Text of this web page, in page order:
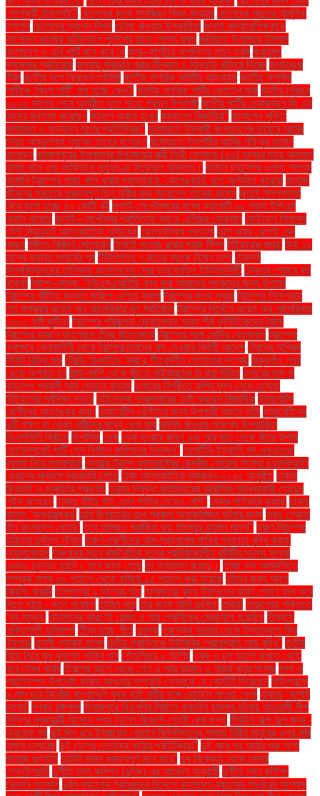
পোশাকটি মানানসই? ছেলেদের জন্য সানস্ক্রিন ক্রিম ব্যবহার ছেলেদের পছন্দের আধুনিক
ফ্যাশন ছেলেদের ফ্যাশন টিপস ছোলা খাওয়ার উপকারিতা জনতা মাদ্রাসাশিক্ষককে
অশোভন কাজের অভিযোগে পুলিশের হাতে সোপর্দ করল জমিয়তে উলামায়ে ইসলাম
বাংলাদেশ ও এবি পার্টি মনে করে যে জম্মু–কাশ্মীরে অশান্তির নতুন তরঙ্গ জরায়ুমুখ
ক্যানসার প্রতিরোধ জলবায়ু পরিবর্তন খরার তীব্রতা ও বিস্তৃতি বাড়িয়ে দিচ্ছে জলাতঙ্ক
টিকা জাতীয় দলে ফিরছেন তামিম! জাতীয় নাগরিক কমিটির আহ্বায়ক জাতীয় নাগরিক
পার্টিকে ‘কিংস পার্টি’ বলা হচ্ছে কেন? জাতীয় নাগরিক পার্টির নেতৃত্বে যারা জাতীয় নির্বাচন
২০২৫ সালের শেষে অনুষ্ঠিত হতে পারে: প্রধান উপদেষ্টা জাতীয় পার্টির চেয়ারম্যান জি এম
কাদের মন্তব্য করেছেন জানলে অবাক হবেন জানালেন বিজ্ঞানীরা" জানালেন সুনিতা
জামায়াত ও অন্যান্য দলের প্রতিক্রিয়া'' জামায়াতে ইসলামী বাংলাদেশের নায়েবে আমির
সৈয়দ আবদুল্লাহ মুহাম্মদ তাহের বলেছেন জামায়াতে ইসলামীর আমির শফিকুর রহমান
বলেছেন জামালপুরের ইসলামপুর উপজেলায় স্ত্রী তিথী বেগমকে (২৩) হত্যার দায়ে আহসান
হাবিব নামে এক ব্যক্তিকে মৃত্যুদণ্ড দিয়েছেন আদালত। জার্মান চ্যান্সেলর ওলাফ শলৎজ
জার্মানি ট্রাম্পের গাজা খালি করার প্রস্তাবকে 'কেলেঙ্কারি' বলে অভিহিত করেছে জাহাজ
জীবনের সবচেয়ে গুরুত্বপূর্ণ তিন নারীর কথা জানালেন তারেক রহমান জুলাই বিপ্লবগাথা
নিয়ে ছাপা হচ্ছে ৪০ কোটি বই জুলাই-সেপ্টেম্বরের মধ্যে ব্যাংকটি ৬৬ পয়সা ইপিএস
অর্জন করেছে জুলাই–সেপ্টেম্বর প্রান্তিকে ব্যাংক এশিয়ার লোকসান জেইডেন সিলসের
টেস্ট ক্রিকেটে আন্তর্জাতিক অভিষেক জেলেনস্কির প্রশংসা ঝাল খাবার খেলেই মেদ
কমবে টঙ্গীতে বিজিবি মোতায়েন টমেটো সতেজ রাখার সহজ টিপস টাইফয়েড জ্বর: টানা ১৫
মাসের ভয়াবহ সংঘর্ষের পর টিউলিপসহ ৭ জনের ব্যাংক হিসাব তলব টেকসই
বিশ্ববিদ্যালয়ের তালিকায় বাংলাদেশের সেরা ড্যাফোডিল ইউনিভার্সিটি টেসলার শেয়ারে বড়
ধাক্কা ট্রাম্প–মাস্ক: ‘ইউএসএআইডি বন্ধ করা আমাদের শত্রুদের জন্য উপহার
ট্রাম্পের ঘাঁটিতে জনমত জরিপে এগিয়ে কমলা ট্রাম্পের জন্য সুখবর ট্রাম্পের নির্দেশনায়
গত শুক্রবার ভয়েস অব আমেরিকার মূল প্রতিষ্ঠান ট্রাম্পের নির্দেশে ভয়েস অব আমেরিকার
১৩০০ কর্মী ছুটিতে ট্রাম্পের পরিকল্পনা মোকাবেলায় আরব শীর্ষ কূটনীতিকদের বৈঠক
ট্রাম্পের ভাষণে কংগ্রেসে তীব্র উত্তেজনা ট্রাম্পের সঙ্গে মোদির ফোনালাপ ট্রাম্পের
স্বাক্ষরে সেনাবাহিনী থেকে ট্রান্সজেন্ডারদের বাদ দেওয়ার নির্বাহী আদেশ ট্রেনের অগ্রিম
টিকিট বিক্রি শুরু ট্রেন্ডি ডিজাইনে 'সারা'র শীতকালীন পোশাকের সংগ্রহ ঠাকুরগাঁও শহর
থেকে অপহৃত হন ঠান্ডা-কাশি থেকে বাঁচতে বাইকারদের যা করা উচিত ডলারের দাম না
বাড়লেও প্রবাসী আয় যেভাবে বাড়ছে ডলারের বিপরীতে রুপির মূল্য নেমে এসেছে
ইতিহাসের সর্বনিম্ন স্তরে ডাইনোসর পুনরুদ্ধারের চেষ্টা করছেন বিজ্ঞানীরা ডায়াবেটিস
রোগীদের আতঙ্কের কারণ ডায়াবেটিস রোগীদের জন্য উপকারী সজনে ডাঁটা ডায়াবেটিসের
৪টি লক্ষণ যা কেবল নারীদের মধ্যে দেখা যায় ডালিম খাওয়ার অসংখ্য উপকারিতা
ডিএসসিসি নির্বাচন ডিপসিক ডেঙ্গু ডেঙ্গু হওয়ার কারণ এবং তার হাত থেকে বাঁচার উপায়
ডেভেলপমেন্ট পার্টি পেল নির্বাচন কমিশনের নিবন্ধন" ডেসটিনি-ইভ্যালি সহ এমএলএম
ব্যবসা নিয়ে সতর্কবার্তা ডোনাল্ড ট্রাম্প যুক্তরাষ্ট্রের কেন্দ্রীয় গোয়েন্দা সংস্থা (এফবিআই)
ড্রোনের মাধ্যমে নজরদারি চলছে ঢাকা আন্তর্জাতিক ম্যারাথন-২০২৫ অনুষ্ঠিত ঢাকায়
ছিনতাই ও ডাকাতির প্রবণতা ঢাকায় নিযুক্ত জাতিসংঘের আবাসিক সমন্বয়কারী গোয়েন
লুইস বলেছেন ঢাকায় হাঁটার গতি এখন গাড়ির চেয়েও বেশি'' ঢাকার পাইকারি বাজার' ঢাকার
বাতাস ‘অস্বাস্থ্যকর’ ঢাবি উপাচার্যের দুঃখ প্রকাশ অনাকাঙ্ক্ষিত ঘটনার জন্য তবুও শ্রোতা
হীন বাংলাদেশ বেতার” তবে আমরাও পরাজিত হব: মাহমুদুর রহমান মান্না" তরুণ ট্রাম্পের
চরিত্রে দুর্দান্ত স্ট্যান তরুণ-তরুণীদের অঙ্গ-প্রত্যঙ্গের ক্ষতির প্রবণতা বৃদ্ধি করছে
অ্যালকোহল তরুণদের নতুন রাজনৈতিক দলের প্রতিষ্ঠাকালীন কমিটির সদস্য সংখ্যা
এখনও চূড়ান্ত হয়নি। তবে জানা গেছে তা অব্যাহত রয়েছে। তাজা ফল আমদানিতে
সম্পূরক শুল্ক ৩০ শতাংশ থেকে কমিয়ে ২৫ শতাংশ করা হয়েছে তাঁদের জন্য আগে
স্ক্রিনিং জরুরি তাপমাত্রা ৯ ডিগ্রির ঘরে তাপমাত্রা বৃদ্ধি উদ্ভিদের কার্বন শোষণ বন্ধ করে
দিতে পারে - নতুন গবেষণা তামিল নাড়ু তার জন্য আমি দুঃখিত' তারকা তারুণ্যের শক্তিতে
‘সব সম্ভব’ তাহসানের কারণেই রোজা ও তার প্রেমিকের ব্রেকআপ হয়েছিল তিব্বতে
শক্তিশালী ভূমিকম্প তীব্র হচ্ছে শীত তুরস্ক তুরস্কের সরকার থেকে ইস্তানবুলে ফ্রি
ইফতার তুলসী গ্যাবার্ড বলেন তৃতীয় প্রান্তিকে ইউসিবির শেয়ারপ্রতি আয় বৃদ্ধি" তৃতীয়
বিয়ে নিয়ে মুখ খুললেন শাকিব খান তেঁতুলিয়ায় ৮ ডিগ্রি ত্বক ও চুল ভালো রাখতে খেতে
হবে যেসব খাবার ত্রিশের আগে ভেঙে গেল এ আর রহমান ও সায়রা বানুর সংসার ৎস্য ও
প্রাণিসম্পদ উপদেষ্টা ফরিদা আখতার সম্প্রতি ফেসবুকে যে পোস্টটি দিয়েছেন থাইল্যান্ডে
৬ মাস ধরে নিখোঁজ বাংলাদেশি যুবক থাই নারীর সঙ্গে হোটেলে পাওয়া গেল! থাকছে ‘জুলাই
চত্বর’ দশরথ রঙ্গশালা দিনাজপুরে বিএনপির মিছিলে ককটেল হামলার ঘটনায় আওয়ামী লীগ
দিল্লির মুখ্যমন্ত্রী হিসেবে শপথ নিলেন বিজেপি নেত্রী রেখা গুপ্ত দীর্ঘদিন অল্প অল্প জ্বর -
অবহেলা নয় দুই দিন ধরে ইসরায়েল যেভাবে ফিলিস্তিনের গাজার নিরীহ মানুষের ওপর বর্বর
হামলা চালাচ্ছে দুই দেশের নেতাদের কঠোর প্রতিক্রিয়া" দুই বছর পর আবার শুরু হলো
জাহাজ রপ্তানি দুটোই সমান গুরুত্বপূর্ণ মনে করে" দুধ বিক্রেতা থেকে সেনার
লেফটেন্যান্ট! দুর্নীতি দমন কমিশন (দুদক) এর আবেদন অনুযায়ী দুর্নীতি দমন কমিশন
(দুদক) গতকাল দুর্বল ব্যাংকের গ্রাহকদের উদ্দেশে বাংলাদেশ ব্যাংকের গভর্নরের আশ্বাস